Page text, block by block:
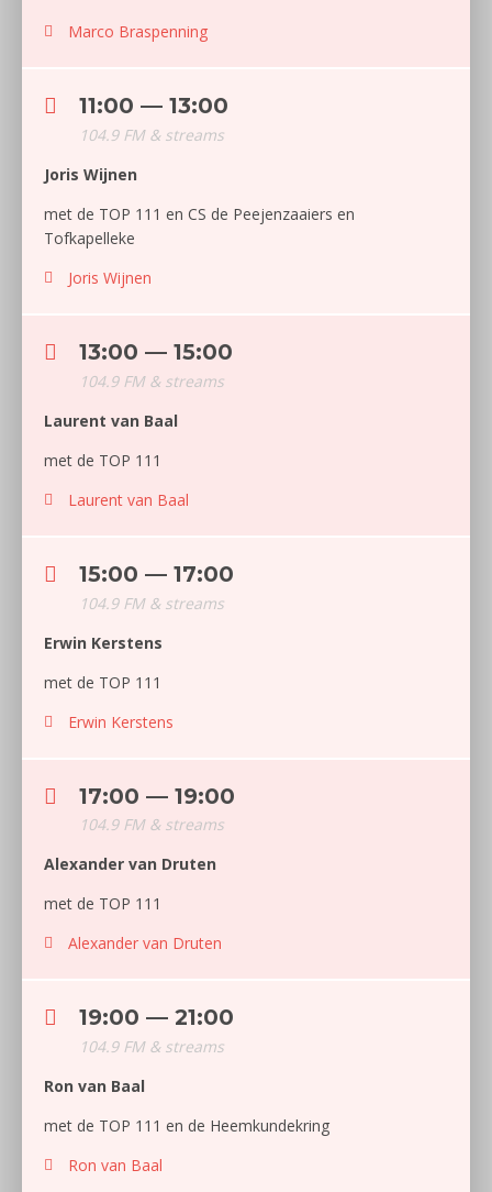
Marco Braspenning
11:00 — 13:00
104.9 FM & streams
Joris Wijnen
met de TOP 111 en CS de Peejenzaaiers en
Tofkapelleke
Joris Wijnen
13:00 — 15:00
104.9 FM & streams
Laurent van Baal
met de TOP 111
Laurent van Baal
15:00 — 17:00
104.9 FM & streams
Erwin Kerstens
met de TOP 111
Erwin Kerstens
17:00 — 19:00
104.9 FM & streams
Alexander van Druten
met de TOP 111
Alexander van Druten
19:00 — 21:00
104.9 FM & streams
Ron van Baal
met de TOP 111 en de Heemkundekring
Ron van Baal